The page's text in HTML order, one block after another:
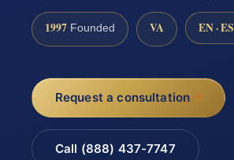
1997 Founded VA EN · ES
Request a consultation
Call (888) 437-7747